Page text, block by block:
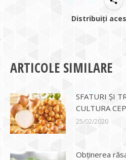
Distribuiți
ARTICOLE SIMILARE
SFATURI ȘI
CULTURA
25/02/2020
Obținerea